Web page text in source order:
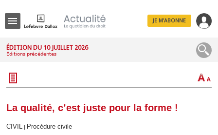
JE M'ABONNE
ÉDITION DU 10 JUILLET 2026
Éditions précédentes
La qualité, c’est juste pour la forme !
CIVIL
Procédure civile